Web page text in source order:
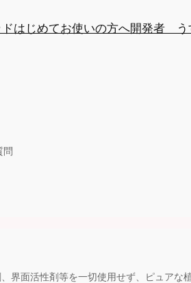
はじめてお使いの方へ開発者 う
問
界面活性剤等を一切使用せず、ピュアな